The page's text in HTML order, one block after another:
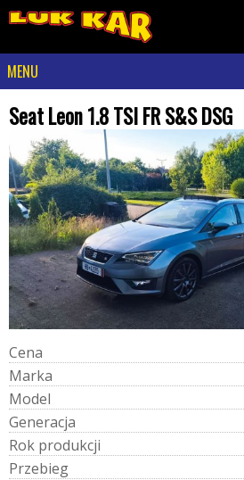
MENU
Seat Leon 1.8 TSI FR S&S DSG
Cena
Marka
Model
Generacja
Rok produkcji
Przebieg